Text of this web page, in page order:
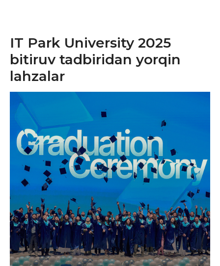
IT Park University 2025
bitiruv tadbiridan yorqin
lahzalar